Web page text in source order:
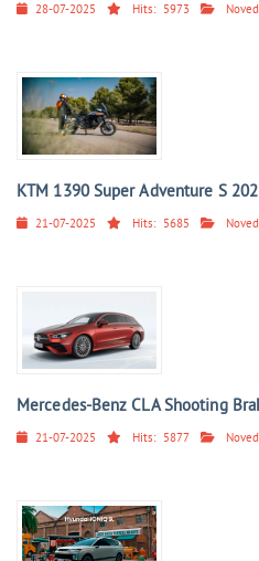
28-07-2025 Hits: 5973
KTM 1390 Super Adventure S
21-07-2025 Hits: 5685
Mercedes-Benz CLA Shooting
21-07-2025 Hits: 5877